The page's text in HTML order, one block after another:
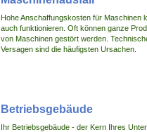
Hohe Anschaffungskosten für Maschinen
auch funktionieren. Oft können ganze
von Maschinen gestört werden.
Versagen sind die häufigsten Ursachen.
Betriebsgebäude
Ihr Betriebsgebäude - der Kern Ihres